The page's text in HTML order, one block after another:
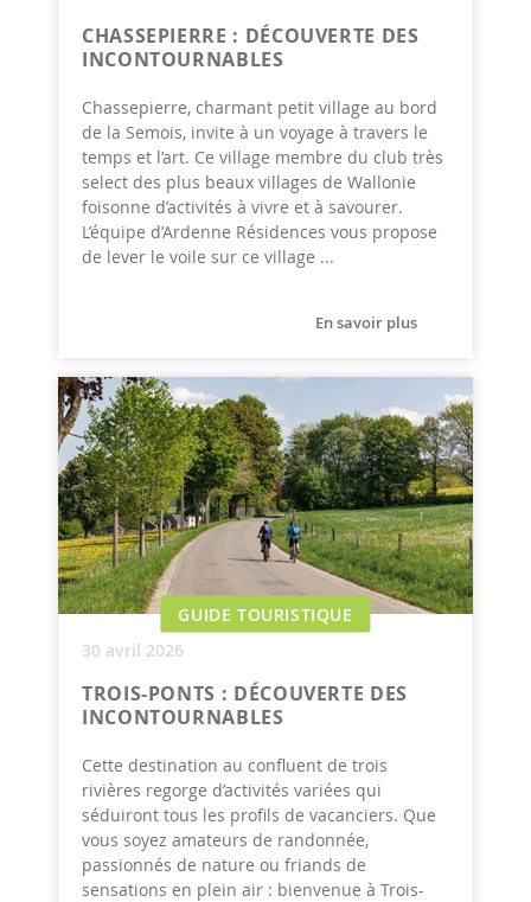
CHASSEPIERRE : DÉCOUVERTE DES
INCONTOURNABLES
Chassepierre, charmant petit village au bord
de la Semois, invite à un voyage à travers le
temps et l’art. Ce village membre du club très
select des plus beaux villages de Wallonie
foisonne d’activités à vivre et à savourer.
L’équipe d’Ardenne Résidences vous propose
de lever le voile sur ce village ...
En savoir plus
GUIDE TOURISTIQUE
30 avril 2026
TROIS-PONTS : DÉCOUVERTE DES
INCONTOURNABLES
Cette destination au confluent de trois
rivières regorge d’activités variées qui
séduiront tous les profils de vacanciers. Que
vous soyez amateurs de randonnée,
passionnés de nature ou friands de
sensations en plein air : bienvenue à Trois-